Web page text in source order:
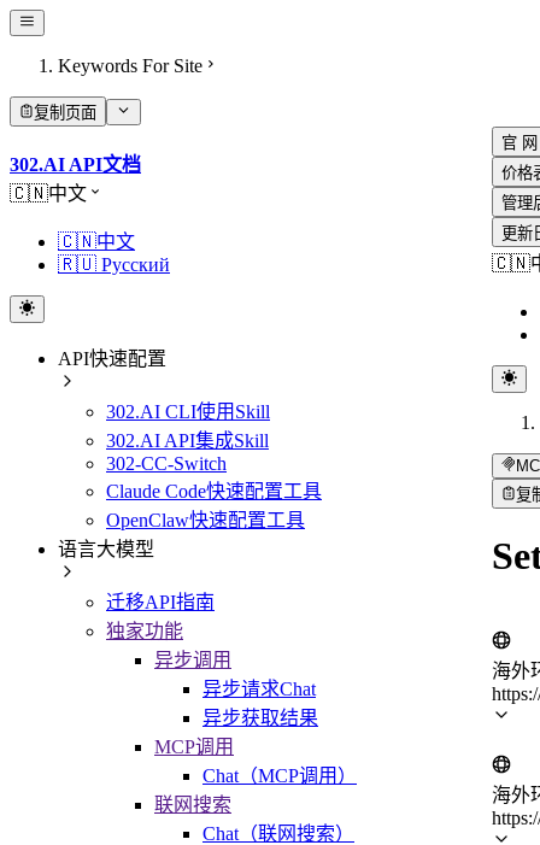
Keywords For Site
复制页面
302.AI API文档
🇨🇳中文
🇨🇳中文
🇷🇺 Русский
API快速配置
302.AI CLI使用Skill
302.AI API集成Skill
302-CC-Switch
Claude Code快速配置工具
OpenClaw快速配置工具
语言大模型
迁移API指南
独家功能
异步调用
异步请求Chat
异步获取结果
MCP调用
Chat（MCP调用）
联网搜索
Chat（联网搜索）
官 网
价格
管理
更新
🇨🇳
复
海外
海外